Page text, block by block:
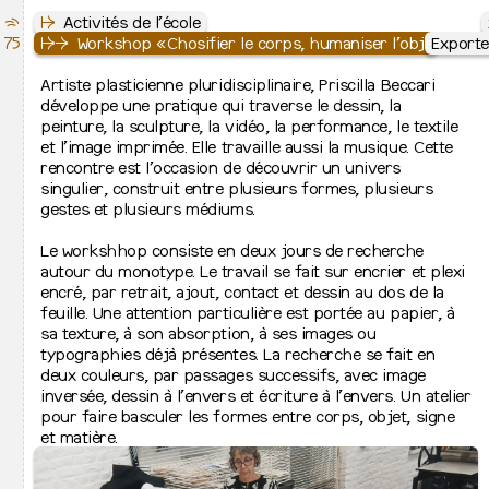
Le Septantecinq
École Supérieure des Arts de l’image
↦
Cursus
↦
⇒ Peinture
↦
⇒ Images plurielles imprimées
↦
⇒ Graphisme
↦
⇒ Photographie
↦
⇒ Bachelier de spécialisation
↦
↦
Admissions et inscription
↦
⇒ Inscriptions à l’école
↦
⇒ Admission 2026-2027
↦
L’école
↦
⇒ Présentation
↦
⇒ Contacts et lieux d’activité
↦
⇒ Équipes
↦
⇒ Relations internationales
↦ ⇒
Recherche artistique
↦ ⇒
Cinquante ans d’histoire
↦ Activités de l’école
↦⇒ Actualités
⇋ À la une
Admissions 2026-2027
24.08.2026 > 02.09.2026
↦ Activités de l’école
↦⇒ Workshop «Chosifier le corps, humaniser l’objet»
Artiste plasticienne pluridisciplinaire, Priscilla Beccari
développe une pratique qui traverse le dessin, la
peinture, la sculpture, la vidéo, la performance, le textile
et l’image imprimée. Elle travaille aussi la musique. Cette
rencontre est l’occasion de découvrir un univers
singulier, construit entre plusieurs formes, plusieurs
gestes et plusieurs médiums.
Le workshhop consiste en deux jours de recherche
autour du monotype. Le travail se fait sur encrier et plexi
encré, par retrait, ajout, contact et dessin au dos de la
feuille. Une attention particulière est portée au papier, à
sa texture, à son absorption, à ses images ou
typographies déjà présentes. La recherche se fait en
deux couleurs, par passages successifs, avec image
inversée, dessin à l’envers et écriture à l’envers. Un atelier
pour faire basculer les formes entre corps, objet, signe
et matière.
⇶
75